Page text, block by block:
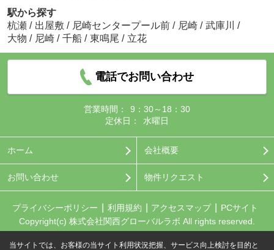
駅から探す
杭瀬 / 出屋敷 / 尼崎センタープール前 / 尼崎 / 武庫川
/
大物 / 尼崎 / 千船 / 東鳴尾 / 立花
電話でお問い合わせ
営業時間：
9：30～18：30
定休日：
水曜日
ホーム 会社概要
お問い合わせ 物件リクエスト
プライバシーポリシー 利用規約 アクセスマップ
PCサイト
Copyright(c) 株式会社関西グローバルラボ All rights reserved.
当サイトでは、お客様の当サイト利用状況把握、サービス向上検討を目的と